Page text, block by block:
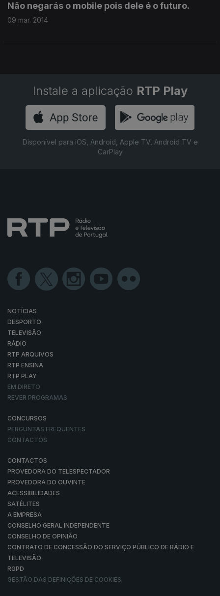
Não negarás o mobile pois dele é o futuro.
09 mar. 2014
Instale a aplicação RTP Play
Disponível para iOS, Android, Apple TV, Android TV e
CarPlay
NOTÍCIAS
DESPORTO
TELEVISÃO
RÁDIO
RTP ARQUIVOS
RTP ENSINA
RTP PLAY
EM DIRETO
REVER PROGRAMAS
CONCURSOS
PERGUNTAS FREQUENTES
CONTACTOS
CONTACTOS
PROVEDORA DO TELESPECTADOR
PROVEDORA DO OUVINTE
ACESSIBILIDADES
SATÉLITES
A EMPRESA
CONSELHO GERAL INDEPENDENTE
CONSELHO DE OPINIÃO
CONTRATO DE CONCESSÃO DO SERVIÇO PÚBLICO DE RÁDIO E
TELEVISÃO
RGPD
GESTÃO DAS DEFINIÇÕES DE COOKIES